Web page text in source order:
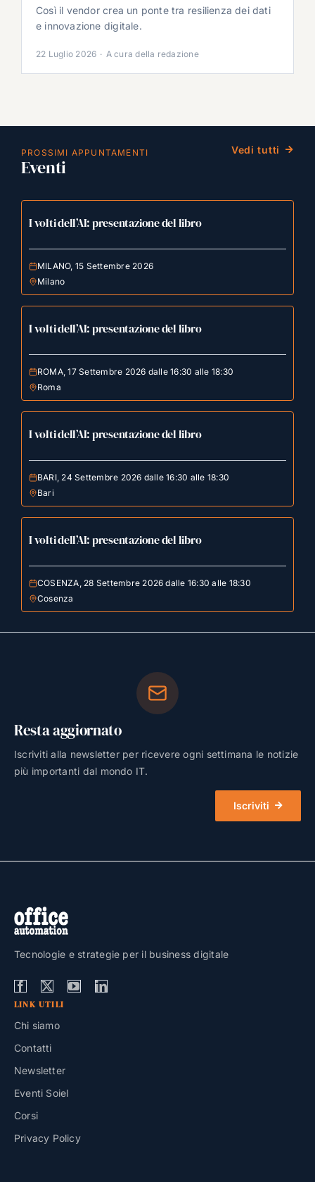
Così il vendor crea un ponte tra resilienza dei dati
e innovazione digitale.
22 Luglio 2026 · A cura della redazione
PROSSIMI APPUNTAMENTI
Eventi
Vedi tutti
I volti dell’AI: presentazione del libro
MILANO, 15 Settembre 2026
Milano
I volti dell’AI: presentazione del libro
ROMA, 17 Settembre 2026 dalle 16:30 alle 18:30
Roma
I volti dell’AI: presentazione del libro
BARI, 24 Settembre 2026 dalle 16:30 alle 18:30
Bari
I volti dell’AI: presentazione del libro
COSENZA, 28 Settembre 2026 dalle 16:30 alle 18:30
Cosenza
Resta aggiornato
Iscriviti alla newsletter per ricevere ogni settimana le notizie
più importanti dal mondo IT.
Iscriviti
Tecnologie e strategie per il business digitale
LINK UTILI
Chi siamo
Contatti
Newsletter
Eventi Soiel
Corsi
Privacy Policy